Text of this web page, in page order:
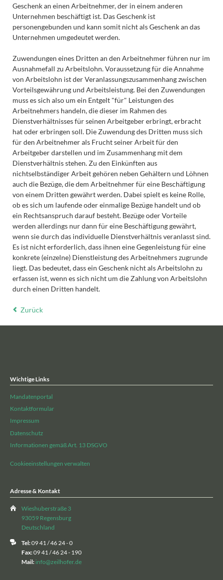
Geschenk an einen Arbeitnehmer, der in einem anderen
Unternehmen beschäftigt ist. Das Geschenk ist
personengebunden und kann somit nicht als Geschenk an das
Unternehmen umgedeutet werden.
Zuwendungen eines Dritten an den Arbeitnehmer führen nur im
Ausnahmefall zu Arbeitslohn. Voraussetzung für die Annahme
von Arbeitslohn ist der Veranlassungszusammenhang zwischen
Vorteilsgewährung und Arbeitsleistung. Bei den Zuwendungen
muss es sich also um ein Entgelt "für" Leistungen des
Arbeitnehmers handeln, die dieser im Rahmen des
Dienstverhältnisses für seinen Arbeitgeber erbringt, erbracht
hat oder erbringen soll. Die Zuwendung des Dritten muss sich
für den Arbeitnehmer als Frucht seiner Arbeit für den
Arbeitgeber darstellen und im Zusammenhang mit dem
Dienstverhältnis stehen. Zu den Einkünften aus
nichtselbständiger Arbeit gehören neben Gehältern und Löhnen
auch die Bezüge, die dem Arbeitnehmer für eine Beschäftigung
von einem Dritten gewährt werden. Dabei spielt es keine Rolle,
ob es sich um laufende oder einmalige Bezüge handelt und ob
ein Rechtsanspruch darauf besteht. Bezüge oder Vorteile
werden allerdings nur dann für eine Beschäftigung gewährt,
wenn sie durch das individuelle Dienstverhältnis veranlasst sind.
Es ist nicht erforderlich, dass ihnen eine Gegenleistung für eine
konkrete (einzelne) Dienstleistung des Arbeitnehmers zugrunde
liegt. Das bedeutet, dass ein Geschenk nicht als Arbeitslohn zu
erfassen ist, wenn es sich nicht um die Zahlung von Arbeitslohn
durch einen Dritten handelt.
Zurück
Wichtige Links
Mandatenportal
Kontaktformular
Impressum
Datenschutz
Informationen gemäß Art. 13 DSGVO
Cookieeinstellungen verwalten
Adresse & Kontakt
Wieshuberstraße 3
93059 Regensburg
Deutschland
Tel:09 41 / 46 24 - 0
Fax:09 41 / 46 24 - 190
Mail: info@zeilhofer.de